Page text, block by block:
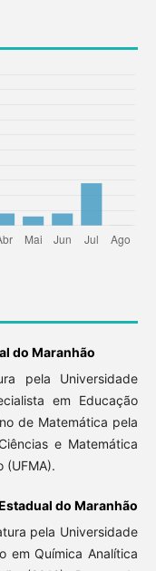
do Maranhão
pela Universidade
em Educação
de Matemática pela
e Matemática
(UFMA).
do Maranhão
pela Universidade
em Química Analítica